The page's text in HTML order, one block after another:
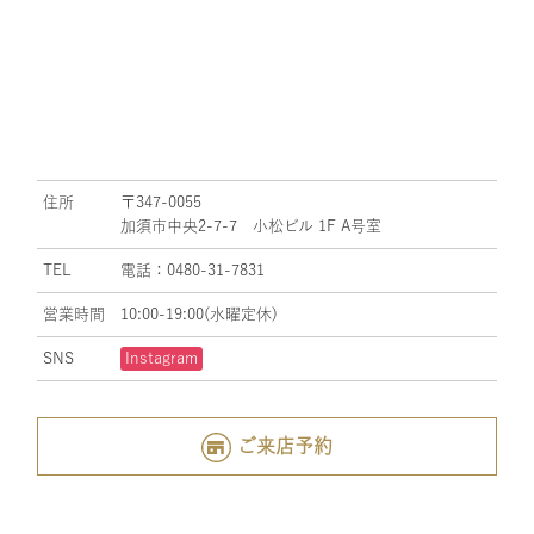
住所
〒347-0055
加須市中央2-7-7 小松ビル 1F A号室
TEL 電話：0480-31-7831
営業時間 10:00-19:00(水曜定休)
SNS Instagram
ご来店予約